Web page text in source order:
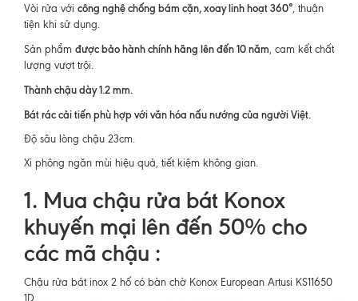
Vòi rửa với công nghệ chống bám cặn, xoay linh hoạt 360°, thuận
tiện khi sử dụng.
Sản phẩm được bảo hành chính hãng lên đến 10 năm, cam kết chất
lượng vượt trội.
Thành chậu dày 1.2 mm.
Bát rác cải tiến phù hợp với văn hóa nấu nướng của người Việt.
Độ sâu lòng chậu 23cm.
Xi phông ngăn mùi hiệu quả, tiết kiệm không gian.
1. Mua chậu rửa bát Konox
khuyến mại lên đến 50% cho
các mã chậu :
Chậu rửa bát inox 2 hố có bàn chờ Konox European Artusi KS11650
1D